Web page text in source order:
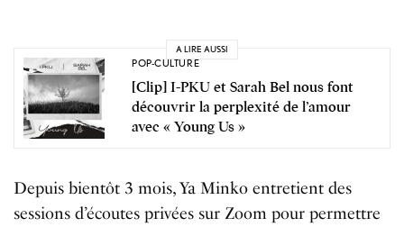
A LIRE AUSSI
POP-CULTURE
[Clip] I-PKU et Sarah Bel nous font
découvrir la perplexité de l’amour
avec « Young Us »
Depuis bientôt 3 mois, Ya Minko entretient des
sessions d’écoutes privées sur Zoom pour permettre